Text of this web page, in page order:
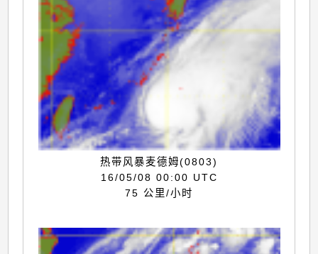
热带风暴麦德姆(0803)
16/05/08 00:00 UTC
75 公里/小时